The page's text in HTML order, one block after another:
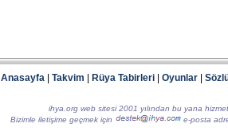
Anasayfa Takvim Rüya Tabirleri Oyunlar
ihya.org web sitesi 2001 yılından bu yana
Bizimle iletişime geçmek için
e-posta